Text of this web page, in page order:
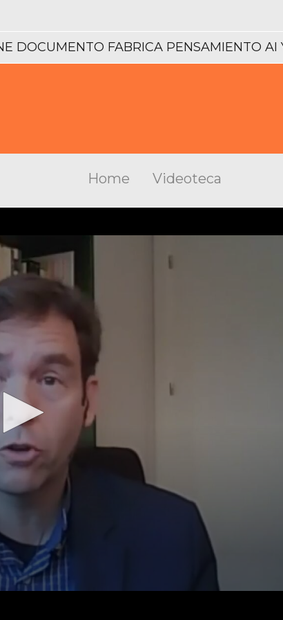
DOCUMENTO FABRICA PENSAMIENTO AI
Home Videoteca